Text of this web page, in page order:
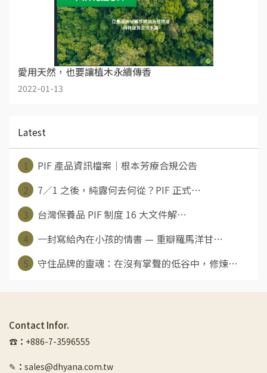
愛用天然，也要讓植木永續傳香
2022-01-13
Latest
1
PIF 產品資訊檔案｜根本芳療合規公告
2
7／1 之後，純露何去何從？PIF 正式⋯
3
台灣保養品 PIF 制度 16 大文件解⋯
4
一封寫給內在小孩的情書 — 重瓣羅馬洋甘⋯
5
守住品牌的靈魂：在沒有掌聲的低谷中，修煉⋯
Contact Infor.
☎︎ ： +886-7-3596555
✎ ： sales@dhyana.com.tw